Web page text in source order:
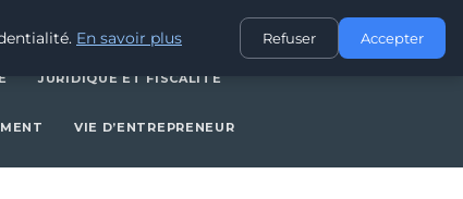
JURIDIQUE ET FISCALITÉ
JURIDIQUE ET FISCALITÉ
VIE D’ENTREPRENEUR
En savoir plus Refuser Accepter